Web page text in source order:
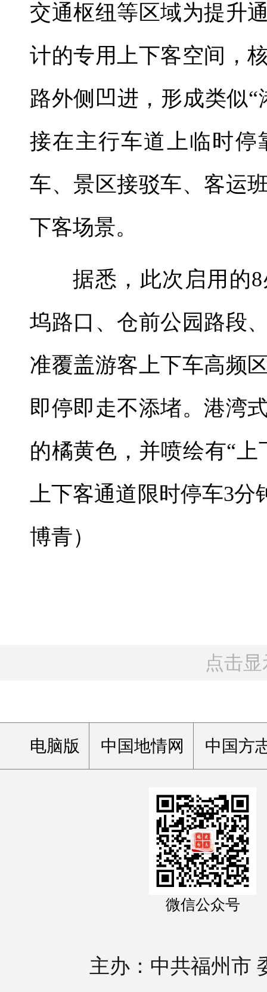
交通枢纽等区域为提升
计的专用上下客空间，
路外侧凹进，形成类似
接在主行车道上临时
车、景区接驳车、客运
下客场景。
据悉，此次启用的
坞路口、仓前公园路段
准覆盖游客上下车高频
即停即走不添堵。港湾
的橘黄色，并喷绘有“
上下客通道限时停车3分
博青）
点击
电脑版 中国地情网 中国方
微信公众号
主办：中共福州市